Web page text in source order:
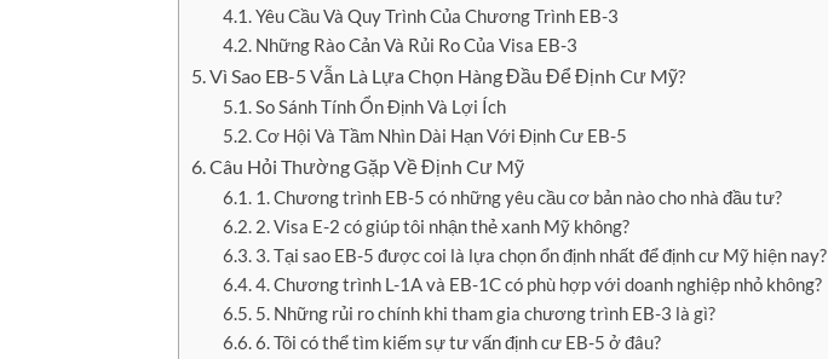
Yêu Cầu Và Quy Trình Của Chương Trình EB-3
Những Rào Cản Và Rủi Ro Của Visa EB-3
Vì Sao EB-5 Vẫn Là Lựa Chọn Hàng Đầu Để Định Cư Mỹ?
So Sánh Tính Ổn Định Và Lợi Ích
Cơ Hội Và Tầm Nhìn Dài Hạn Với Định Cư EB-5
Câu Hỏi Thường Gặp Về Định Cư Mỹ
1. Chương trình EB-5 có những yêu cầu cơ bản nào cho nhà đầu tư?
2. Visa E-2 có giúp tôi nhận thẻ xanh Mỹ không?
3. Tại sao EB-5 được coi là lựa chọn ổn định nhất để định cư Mỹ hiện nay?
4. Chương trình L-1A và EB-1C có phù hợp với doanh nghiệp nhỏ không?
5. Những rủi ro chính khi tham gia chương trình EB-3 là gì?
6. Tôi có thể tìm kiếm sự tư vấn định cư EB-5 ở đâu?